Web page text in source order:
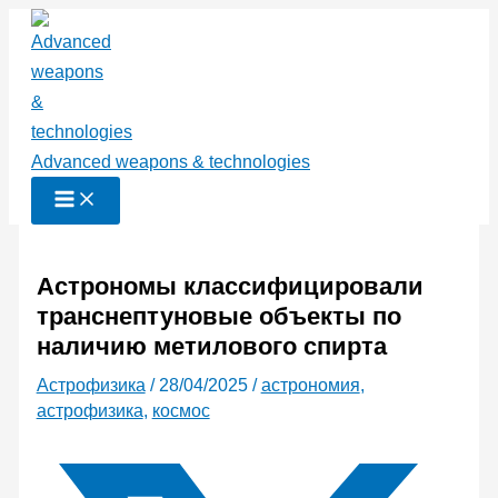
Перейти
содержимому
Advanced weapons & technologies
Астрономы классифицировали
транснептуновые объекты по
наличию метилового спирта
Астрофизика / 28/04/2025 /астрономия,
астрофизика, космос